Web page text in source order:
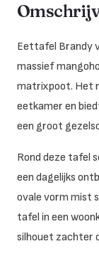
Eettafel Brandy
massief
matrixpoot. Het
eetkamer en
een groot
Rond deze tafel
een dagelijks
ovale vorm mist
tafel in een
silhouet zachter